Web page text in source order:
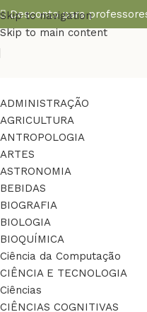
Skip to navigation
Skip to main content
Desconto para
ADMINISTRAÇÃO
AGRICULTURA
ANTROPOLOGIA
ARTES
ASTRONOMIA
BEBIDAS
BIOGRAFIA
BIOLOGIA
BIOQUÍMICA
Ciência da Computação
CIÊNCIA E TECNOLOGIA
Ciências
CIÊNCIAS COGNITIVAS